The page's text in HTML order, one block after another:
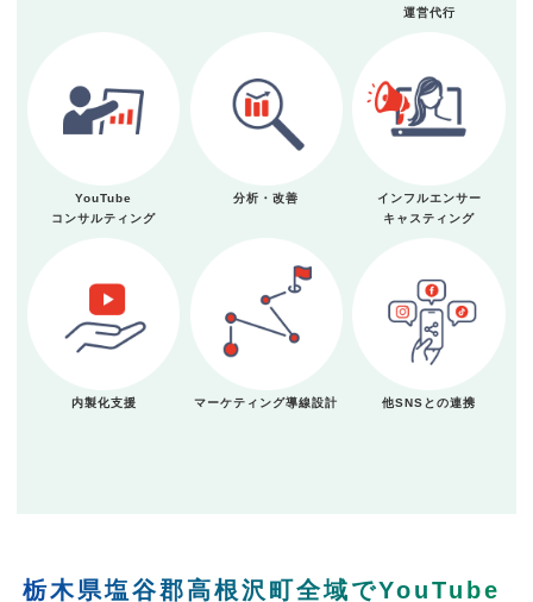
運営代行
YouTube
コンサルティング
分析・改善
インフルエンサー
キャスティング
内製化支援 マーケティング導線設計 他SNSとの連携
栃木県塩谷郡高根沢町全域でYouTube